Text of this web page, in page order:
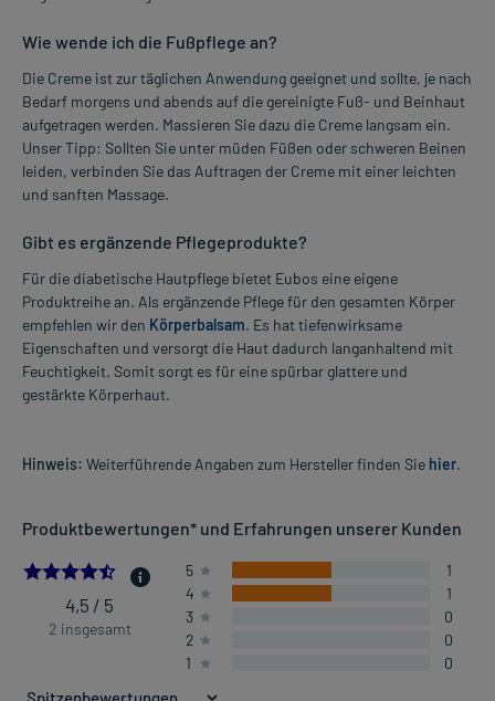
Wie wende ich die Fußpflege an?
Die Creme ist zur täglichen Anwendung geeignet und sollte, je nach
Bedarf morgens und abends auf die gereinigte Fuß- und Beinhaut
aufgetragen werden. Massieren Sie dazu die Creme langsam ein.
Unser Tipp: Sollten Sie unter müden Füßen oder schweren Beinen
leiden, verbinden Sie das Auftragen der Creme mit einer leichten
und sanften Massage.
Gibt es ergänzende Pflegeprodukte?
Für die diabetische Hautpflege bietet Eubos eine eigene
Produktreihe an. Als ergänzende Pflege für den gesamten Körper
empfehlen wir den Körperbalsam. Es hat tiefenwirksame
Eigenschaften und versorgt die Haut dadurch langanhaltend mit
Feuchtigkeit. Somit sorgt es für eine spürbar glattere und
gestärkte Körperhaut.
Hinweis: Weiterführende Angaben zum Hersteller finden Sie hier.
Produktbewertungen* und Erfahrungen unserer Kunden
4.5
4,5 / 5
2 insgesamt
5
1
4
1
3
0
2
0
1
0